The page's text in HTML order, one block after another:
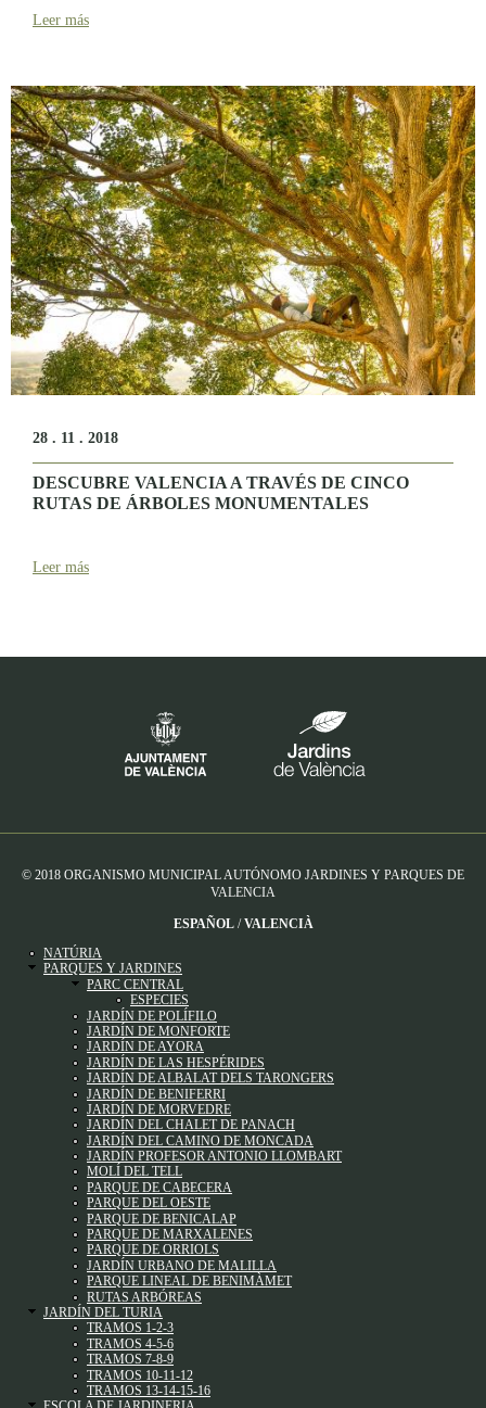
Leer más
28 . 11 . 2018
DESCUBRE VALENCIA A TRAVÉS DE CINCO
RUTAS DE ÁRBOLES MONUMENTALES
Leer más
© 2018 ORGANISMO MUNICIPAL AUTÓNOMO JARDINES Y PARQUES DE
VALENCIA
ESPAÑOL
VALENCIÀ
NATÚRIA
PARQUES Y JARDINES
PARC CENTRAL
ESPECIES
JARDÍN DE POLÍFILO
JARDÍN DE MONFORTE
JARDÍN DE AYORA
JARDÍN DE LAS HESPÉRIDES
JARDÍN DE ALBALAT DELS TARONGERS
JARDÍN DE BENIFERRI
JARDÍN DE MORVEDRE
JARDÍN DEL CHALET DE PANACH
JARDÍN DEL CAMINO DE MONCADA
JARDÍN PROFESOR ANTONIO LLOMBART
MOLÍ DEL TELL
PARQUE DE CABECERA
PARQUE DEL OESTE
PARQUE DE BENICALAP
PARQUE DE MARXALENES
PARQUE DE ORRIOLS
JARDÍN URBANO DE MALILLA
PARQUE LINEAL DE BENIMÀMET
RUTAS ARBÓREAS
JARDÍN DEL TURIA
TRAMOS 1-2-3
TRAMOS 4-5-6
TRAMOS 7-8-9
TRAMOS 10-11-12
TRAMOS 13-14-15-16